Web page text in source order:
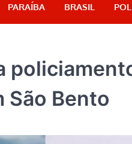
PARAÍBA BRASIL
São Bento